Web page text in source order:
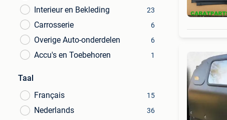
Interieur en Bekleding
23
Carrosserie 6
Overige Auto-onderdelen 6
Accu's en Toebehoren 1
Taal
Français
15
Nederlands 36